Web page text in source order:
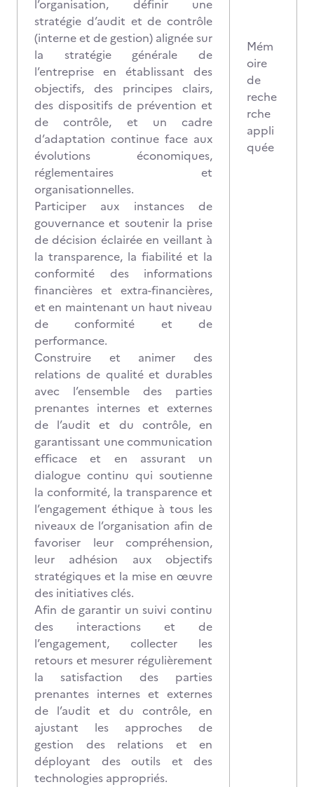
l’organisation, définir une
stratégie d’audit et de contrôle
(interne et de gestion) alignée sur
la stratégie générale de
l’entreprise en établissant des
objectifs, des principes clairs,
des dispositifs de prévention et
de contrôle, et un cadre
d’adaptation continue face aux
évolutions économiques,
réglementaires et
organisationnelles.
Participer aux instances de
gouvernance et soutenir la prise
de décision éclairée en veillant à
la transparence, la fiabilité et la
conformité des informations
financières et extra-financières,
et en maintenant un haut niveau
de conformité et de
performance.
Construire et animer des
relations de qualité et durables
avec l’ensemble des parties
prenantes internes et externes
de l’audit et du contrôle, en
garantissant une communication
efficace et en assurant un
dialogue continu qui soutienne
la conformité, la transparence et
l’engagement éthique à tous les
niveaux de l’organisation afin de
favoriser leur compréhension,
leur adhésion aux objectifs
stratégiques et la mise en œuvre
des initiatives clés.
Afin de garantir un suivi continu
des interactions et de
l’engagement, collecter les
retours et mesurer régulièrement
la satisfaction des parties
prenantes internes et externes
de l’audit et du contrôle, en
ajustant les approches de
gestion des relations et en
déployant des outils et des
technologies appropriés.
Mém
oire
de
reche
rche
appli
quée